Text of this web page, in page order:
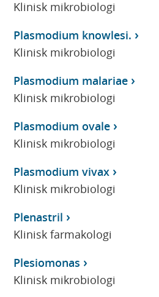
Klinisk mikrobiologi
Plasmodium knowlesi.
Klinisk mikrobiologi
Plasmodium malariae
Klinisk mikrobiologi
Plasmodium ovale
Klinisk mikrobiologi
Plasmodium vivax
Klinisk mikrobiologi
Plenastril
Klinisk farmakologi
Plesiomonas
Klinisk mikrobiologi